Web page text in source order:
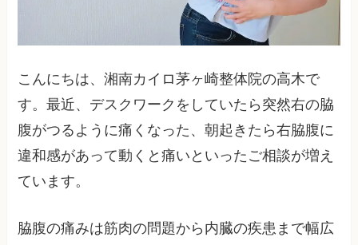
こんにちは、湘南カイロ茅ヶ崎整体院の高木で
す。最近、デスクワークをしていたら突然右の脇
腹がつるように痛くなった、朝起きたら右脇腹に
違和感があって動くと痛いといったご相談が増え
ています。
脇腹の痛みは筋肉の問題から内臓の疾患まで幅広